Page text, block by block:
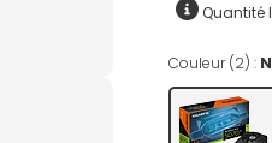
Quantité
Couleur (2) :